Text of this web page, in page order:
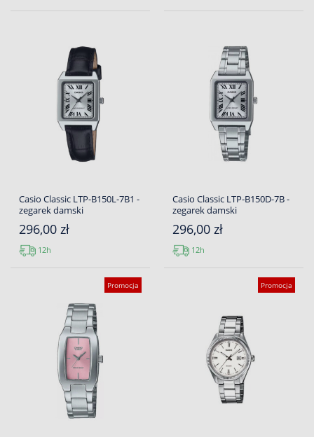
Casio Classic LTP-B150L-7B1 -
zegarek damski
296,00 zł
12h
Casio Classic LTP-B150D-7B -
zegarek damski
296,00 zł
12h
Promocja Promocja